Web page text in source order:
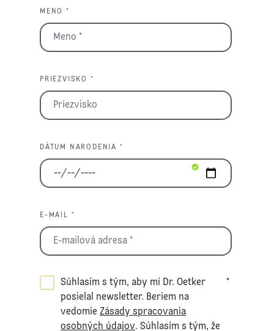
MENO *
PRIEZVISKO *
DÁTUM NARODENIA *
E-MAIL *
Súhlasím s tým, aby mi Dr. Oetker
posielal newsletter. Beriem na
vedomieZásady spracovania
osobných údajov. Súhlasím s tým, že
*